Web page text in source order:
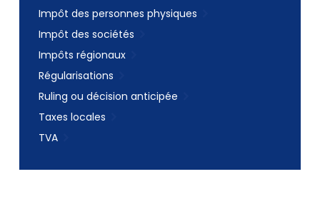
Impôt des personnes physiques
Impôt des sociétés
Impôts régionaux
Régularisations
Ruling ou décision anticipée
Taxes locales
TVA